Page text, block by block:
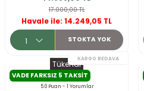
17.000,00 TL
Havale ile: 14.249,05 TL
STOKTA YOK
Tükendi
VADE FARKSIZ 5 TAKSIT
5.0 Puan - 1 Yorumlar